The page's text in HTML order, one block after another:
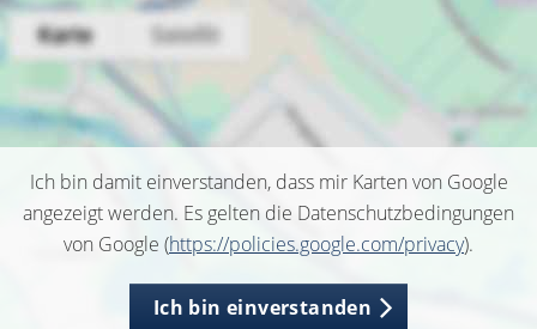
Ich bin damit einverstanden, dass mir Karten von Google
angezeigt werden. Es gelten die Datenschutzbedingungen
von Google (https://policies.google.com/privacy).
Ich bin einverstanden